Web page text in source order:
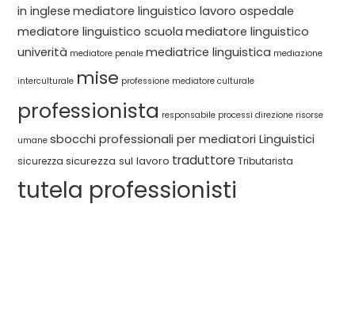
in inglese mediatore linguistico lavoro ospedale
mediatore linguistico scuola mediatore linguistico
univerità mediatore penale mediatrice linguistica mediazione
interculturale mise professione mediatore culturale
professionista responsabile processi direzione risorse
umane sbocchi professionali per mediatori Linguistici
sicurezza sicurezza sul lavoro traduttore Tributarista
tutela professionisti